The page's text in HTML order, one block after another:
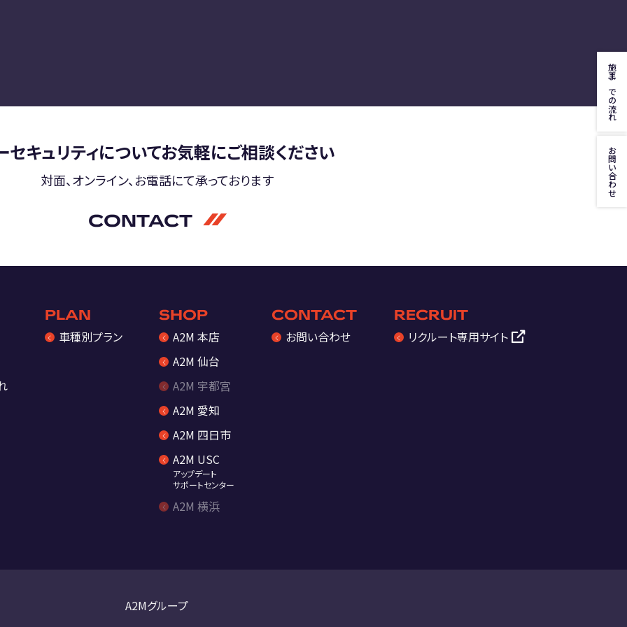
セキュリティについてお気軽にご相談ください
対面、オンライン、お電話にて承っております
CONTACT
PLAN
車種別プラン
SHOP
A2M 本店
A2M 仙台
A2M 宇都宮
A2M 愛知
A2M 四日市
A2M USC
アップデート
サポートセンター
A2M 横浜
CONTACT
お問い合わせ
RECRUIT
リクルート専用サイト
A2Mグループ
施工までの流れ
お問い合わせ